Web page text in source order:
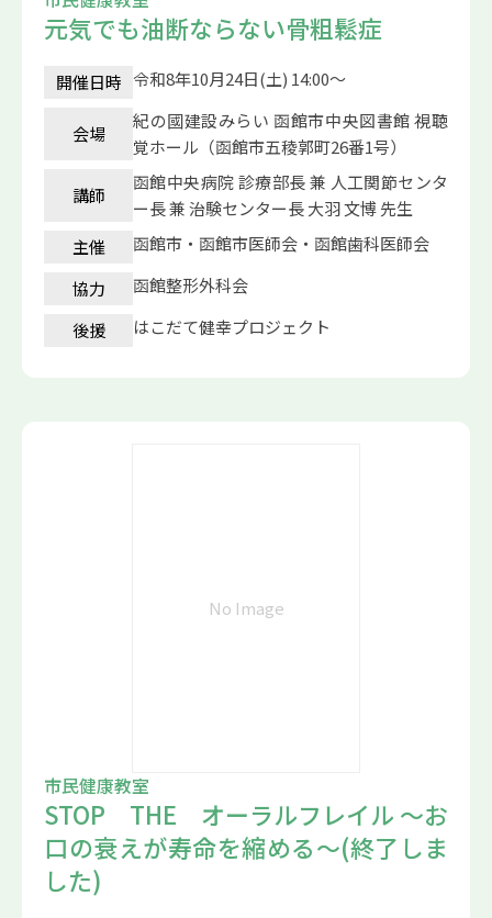
元気でも油断ならない骨粗鬆症
開催日時 令和8年10月24日(土) 14:00～
会場
紀の國建設みらい 函館市中央図書館 視聴
覚ホール（函館市五稜郭町26番1号）
講師
函館中央病院 診療部長 兼 人工関節センタ
ー長 兼 治験センター長 大羽 文博 先生
主催
函館市・函館市医師会・函館歯科医師会
協力
函館整形外科会
後援
はこだて健幸プロジェクト
No Image
市民健康教室
STOP THE オーラルフレイル ～お
口の衰えが寿命を縮める～(終了しま
した)